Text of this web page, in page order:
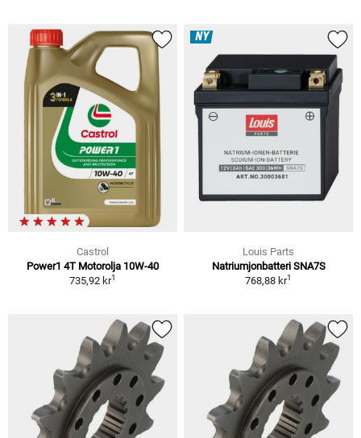
Castrol
Power1 4T Motorolja 10W-40
735,92 kr1
NY
Louis Parts
Natriumjonbatteri SNA7S
768,88 kr1